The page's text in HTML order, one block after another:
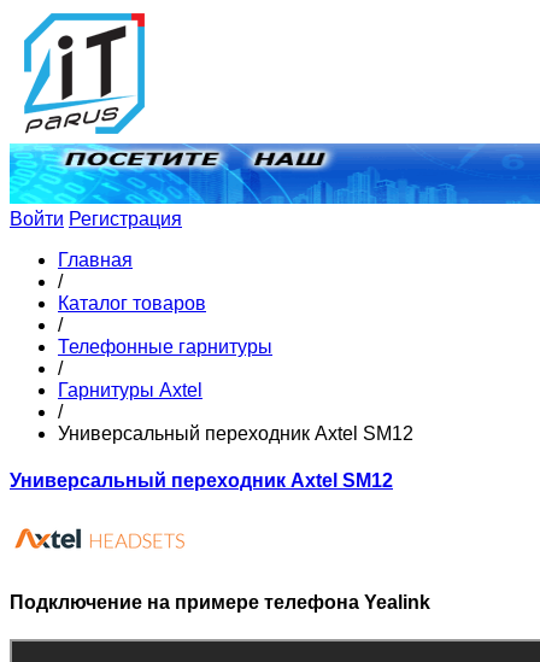
Войти Регистрация
Главная
/
Каталог товаров
/
Телефонные гарнитуры
/
Гарнитуры Axtel
/
Универсальный переходник Axtel SM12
Универсальный переходник Axtel SM12
Подключение на примере телефона Yealink